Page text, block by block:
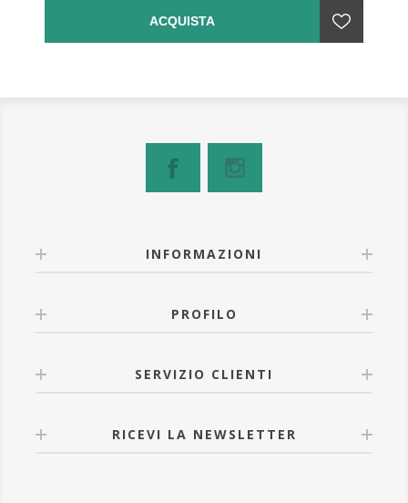
ACQUISTA
INFORMAZIONI
PROFILO
SERVIZIO CLIENTI
RICEVI LA NEWSLETTER